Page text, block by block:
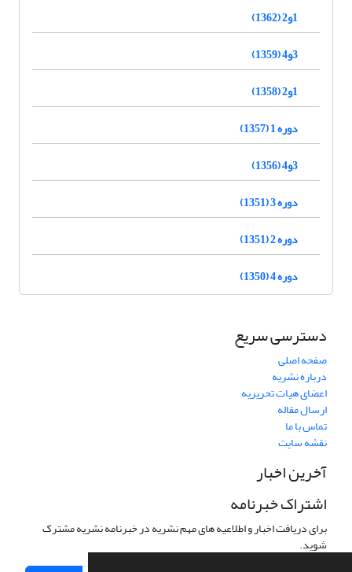
1و2 (1362)
3و4 (1359)
1و2 (1358)
دوره 1 (1357)
3و4 (1356)
دوره 3 (1351)
دوره 2 (1351)
دوره 4 (1350)
دسترسی سریع
صفحه اصلی
درباره نشریه
اعضای هیات تحریریه
ارسال مقاله
تماس با ما
نقشه سایت
آخرین اخبار
اشتراک خبرنامه
برای دریافت اخبار و اطلاعیه های مهم نشریه در خبرنامه نشریه مشترک
شوید.